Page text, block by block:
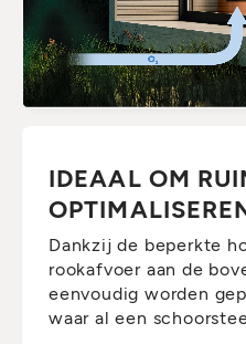
IDEAAL OM
Dankzij de beperkte
rookafvoer aan de
eenvoudig worden
waar al een